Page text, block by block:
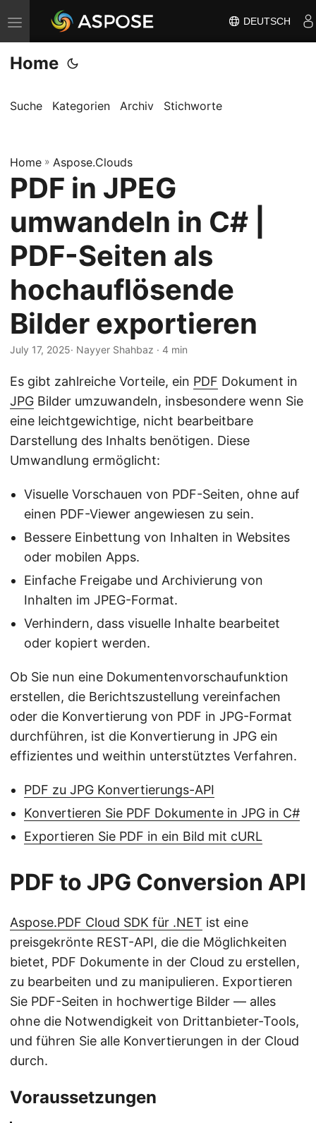
N
a
v
g
i
o
n
u
s
c
h
a
e
n
DEUTSCH
Home
Suche Kategorien Archiv Stichworte
Home » Aspose.Clouds
PDF in JPEG
umwandeln in C# |
PDF-Seiten als
hochauflösende
Bilder exportieren
July 17, 2025· Nayyer Shahbaz · 4 min
Es gibt zahlreiche Vorteile, ein PDF Dokument in
JPG Bilder umzuwandeln, insbesondere wenn Sie
eine leichtgewichtige, nicht bearbeitbare
Darstellung des Inhalts benötigen. Diese
Umwandlung ermöglicht:
Visuelle Vorschauen von PDF-Seiten, ohne auf
einen PDF-Viewer angewiesen zu sein.
Bessere Einbettung von Inhalten in Websites
oder mobilen Apps.
Einfache Freigabe und Archivierung von
Inhalten im JPEG-Format.
Verhindern, dass visuelle Inhalte bearbeitet
oder kopiert werden.
Ob Sie nun eine Dokumentenvorschaufunktion
erstellen, die Berichtszustellung vereinfachen
oder die Konvertierung von PDF in JPG-Format
durchführen, ist die Konvertierung in JPG ein
effizientes und weithin unterstütztes Verfahren.
PDF zu JPG Konvertierungs-API
Konvertieren Sie PDF Dokumente in JPG in C#
Exportieren Sie PDF in ein Bild mit cURL
PDF to JPG Conversion API
Aspose.PDF Cloud SDK für .NET ist eine
preisgekrönte REST-API, die die Möglichkeiten
bietet, PDF Dokumente in der Cloud zu erstellen,
zu bearbeiten und zu manipulieren. Exportieren
Sie PDF-Seiten in hochwertige Bilder — alles
ohne die Notwendigkeit von Drittanbieter-Tools,
und führen Sie alle Konvertierungen in der Cloud
durch.
Voraussetzungen